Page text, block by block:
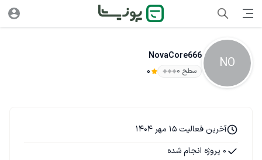
NO
NovaCore666
سطح ۰ 0
آخرین فعالیت 15 مهر 1404
0 پروژه انجام شده